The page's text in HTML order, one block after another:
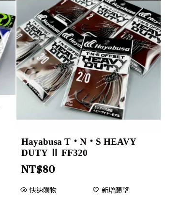
Hayabusa T・N・S HEAVY
DUTY Ⅱ FF320
NT$80
快速購物 新增願望